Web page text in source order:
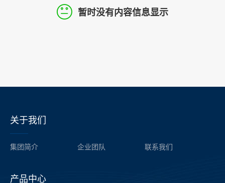
暂时没有内容信息显示
关于我们
——
集团简介 企业团队 联系我们
产品中心